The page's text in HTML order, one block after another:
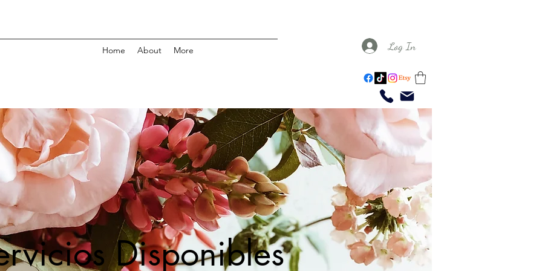
Home About More Log In
Disponibles